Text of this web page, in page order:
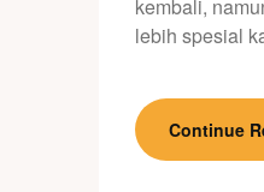
kembali,
lebih spesial
Continue